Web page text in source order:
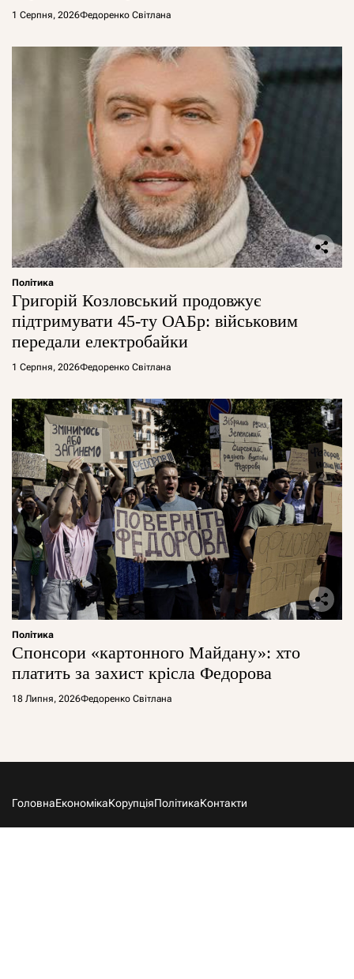
1 Серпня, 2026Федоренко Світлана
Політика
Григорій Козловський продовжує
підтримувати 45-ту ОАБр: військовим
передали електробайки
1 Серпня, 2026Федоренко Світлана
Політика
Спонсори «картонного Майдану»: хто
платить за захист крісла Федорова
18 Липня, 2026Федоренко Світлана
ГоловнаЕкономікаКорупціяПолітикаКонтакти